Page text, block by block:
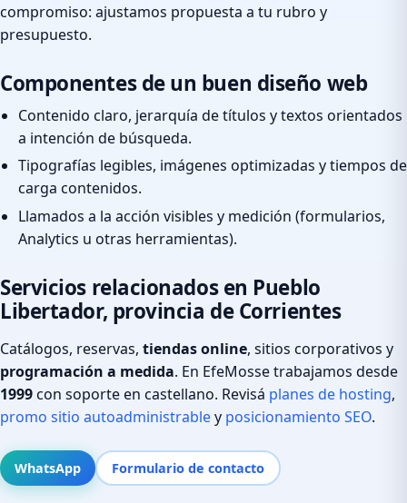
compromiso: ajustamos propuesta a tu rubro y
presupuesto.
Componentes de un buen diseño web
Contenido claro, jerarquía de títulos y textos orientados
a intención de búsqueda.
Tipografías legibles, imágenes optimizadas y tiempos de
carga contenidos.
Llamados a la acción visibles y medición (formularios,
Analytics u otras herramientas).
Servicios relacionados en Pueblo
Libertador, provincia de Corrientes
Catálogos, reservas, tiendas online, sitios corporativos y
programación a medida. En EfeMosse trabajamos desde
1999con soporte en castellano. Revisá planes de hosting,
promo sitio autoadministrabley posicionamiento SEO.
WhatsApp Formulario de contacto